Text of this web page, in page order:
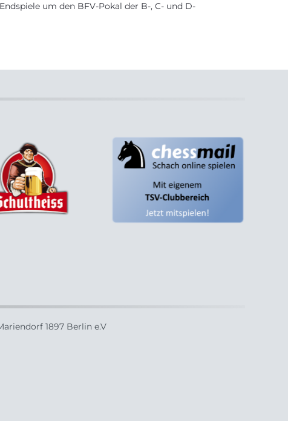
um den BFV-Pokal der B-, C- und D-
1897 Berlin e.V